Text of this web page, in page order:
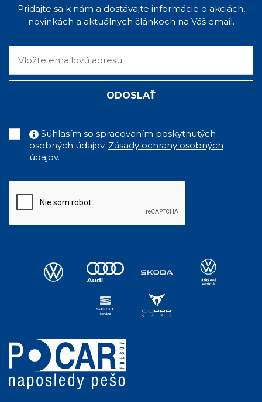
Pridajte sa k nám a dostávajte informácie o akciách,
novinkách a aktuálnych článkoch na Váš email.
ODOSLAŤ
Súhlasím so spracovaním poskytnutých
osobných údajov. Zásady ochrany osobných
údajov.